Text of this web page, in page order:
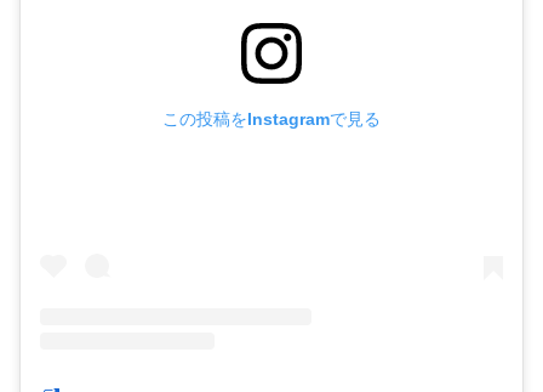
この投稿をInstagramで見る